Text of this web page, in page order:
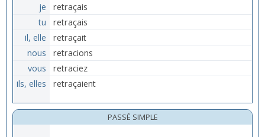
je
retraçais
tu
retraçais
il, elle
retraçait
nous
retracions
vous
retraciez
ils, elles
retraçaient
PASSÉ SIMPLE